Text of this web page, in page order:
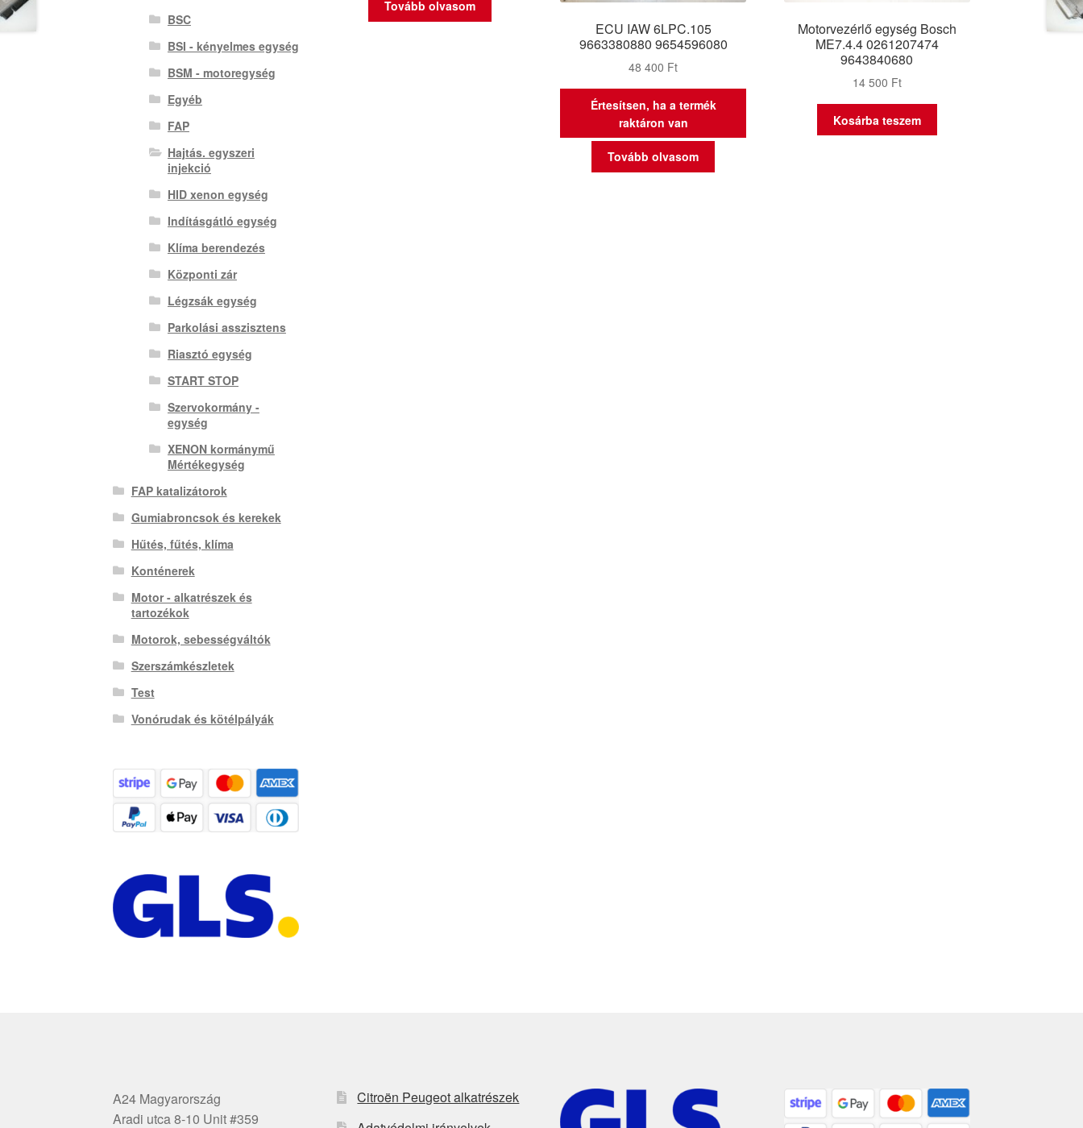
Tovább olvasom
ECU IAW 6LPC.105
9663380880 9654596080
48 400 Ft
Értesítsen, ha a termék
raktáron van
Tovább olvasom
Motorvezérlő egység Bosch
ME7.4.4 0261207474
9643840680
14 500 Ft
Kosárba teszem
BSC
BSI - kényelmes egység
BSM - motoregység
Egyéb
FAP
Hajtás. egyszeri
injekció
HID xenon egység
Indításgátló egység
Klíma berendezés
Központi zár
Légzsák egység
Parkolási asszisztens
Riasztó egység
START STOP
Szervokormány -
egység
XENON kormánymű
Mértékegység
FAP katalizátorok
Gumiabroncsok és kerekek
Hűtés, fűtés, klíma
Konténerek
Motor - alkatrészek és
tartozékok
Motorok, sebességváltók
Szerszámkészletek
Test
Vonórudak és kötélpályák
A24 Magyarország
Aradi utca 8-10 Unit #359
Citroën Peugeot alkatrészek